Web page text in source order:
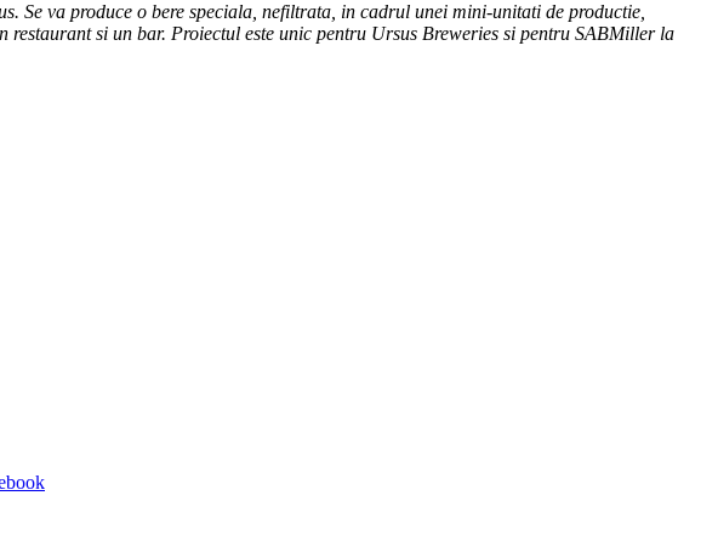
va produce o bere speciala, nefiltrata, in cadrul unei mini-unitati de productie,
si un bar. Proiectul este unic pentru Ursus Breweries si pentru SABMiller la